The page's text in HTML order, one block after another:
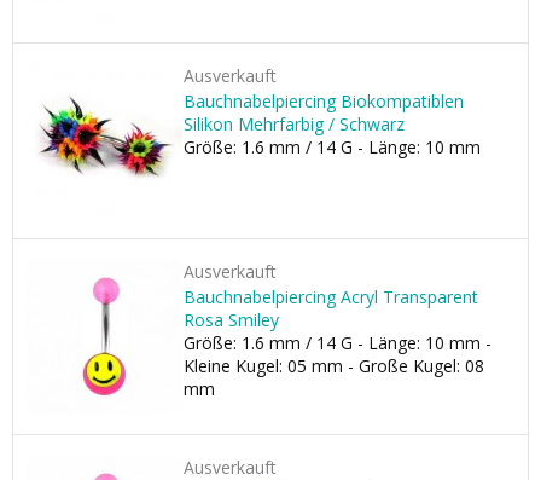
Ausverkauft
Bauchnabelpiercing Biokompatiblen
Silikon Mehrfarbig / Schwarz
Größe: 1.6 mm / 14 G - Länge: 10 mm
Ausverkauft
Bauchnabelpiercing Acryl Transparent
Rosa Smiley
Größe: 1.6 mm / 14 G - Länge: 10 mm -
Kleine Kugel: 05 mm - Große Kugel: 08
mm
Ausverkauft